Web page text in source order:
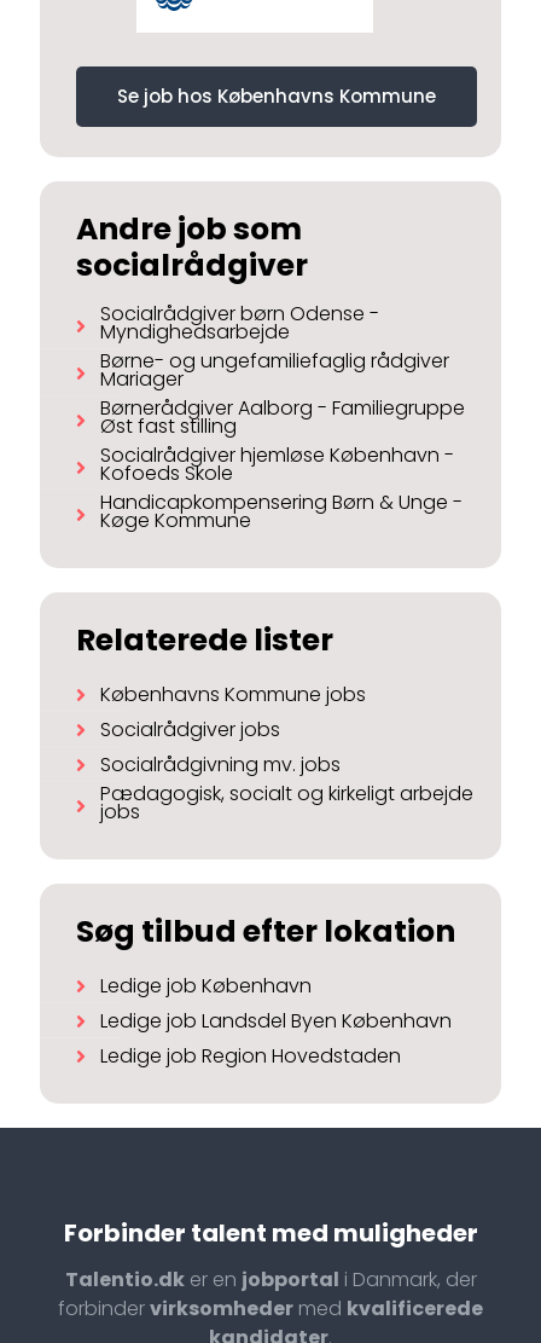
Se job hos Københavns Kommune
Andre job som
socialrådgiver
Socialrådgiver børn Odense -
Myndighedsarbejde
Børne- og ungefamiliefaglig rådgiver
Mariager
Børnerådgiver Aalborg - Familiegruppe
Øst fast stilling
Socialrådgiver hjemløse København -
Kofoeds Skole
Handicapkompensering Børn & Unge -
Køge Kommune
Relaterede lister
Københavns Kommune jobs
Socialrådgiver jobs
Socialrådgivning mv. jobs
Pædagogisk, socialt og kirkeligt arbejde
jobs
Søg tilbud efter lokation
Ledige job København
Ledige job Landsdel Byen København
Ledige job Region Hovedstaden
Forbinder talent med muligheder
Talentio.dker en jobportal i Danmark, der
forbindervirksomheder med kvalificerede